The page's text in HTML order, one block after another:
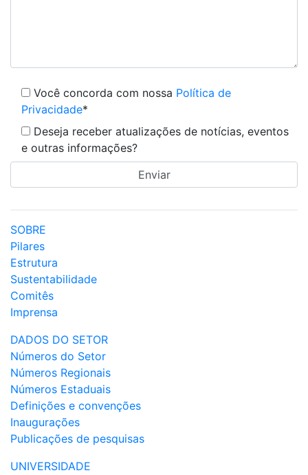
Você concorda com nossa Política de
Privacidade*
Deseja receber atualizações de notícias, eventos
e outras informações?
SOBRE
Pilares
Estrutura
Sustentabilidade
Comitês
Imprensa
DADOS DO SETOR
Números do Setor
Números Regionais
Números Estaduais
Definições e convenções
Inaugurações
Publicações de pesquisas
UNIVERSIDADE